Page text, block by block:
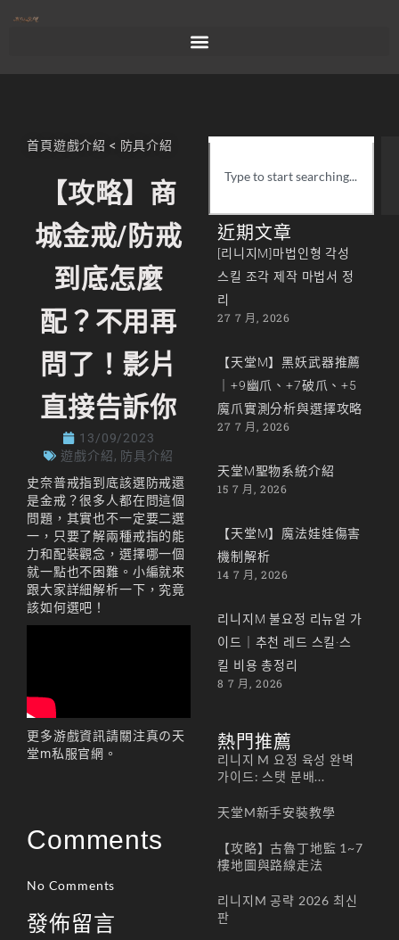
首頁遊戲介紹 < 防具介紹
【攻略】商
城金戒/防戒
到底怎麼
配？不用再
問了！影片
直接告訴你
13/09/2023
遊戲介紹, 防具介紹
史奈普戒指到底該選防戒還
是金戒？很多人都在問這個
問題，其實也不一定要二選
一，只要了解兩種戒指的能
力和配裝觀念，選擇哪一個
就一點也不困難。小編就來
跟大家詳細解析一下，究竟
該如何選吧！
更多游戲資訊請關注真の天
堂m私服官網 。
Comments
No Comments
發佈留言
近期文章
[리니지M]마법인형 각성
스킬 조각 제작 마법서 정
리
27 7 月, 2026
【天堂M】黑妖武器推薦
｜+9幽爪、+7破爪、+5
魔爪實測分析與選擇攻略
27 7 月, 2026
天堂M聖物系統介紹
15 7 月, 2026
【天堂M】魔法娃娃傷害
機制解析
14 7 月, 2026
리니지M 불요정 리뉴얼 가
이드｜추천 레드 스킬·스
킬 비용 총정리
8 7 月, 2026
熱門推薦
리니지 M 요정 육성 완벽
가이드: 스탯 분배...
天堂M新手安裝教學
【攻略】古魯丁地監 1~7
樓地圖與路線走法
리니지M 공략 2026 최신
판